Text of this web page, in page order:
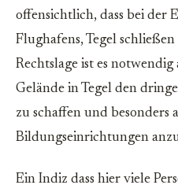
offensichtlich, dass bei der
Flughafens, Tegel
Rechtslage ist es
Gelände in Tegel den
zu schaffen und besonders
Bildungseinrichtungen
Ein Indiz dass hier viele